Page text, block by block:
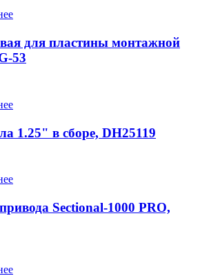
для пластины монтажной
53
1.25" в сборе, DH25119
Sectional-1000 PRO,